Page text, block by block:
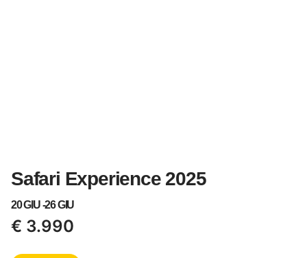
Safari Experience 2025
20 GIU -26 GIU
€ 3.990